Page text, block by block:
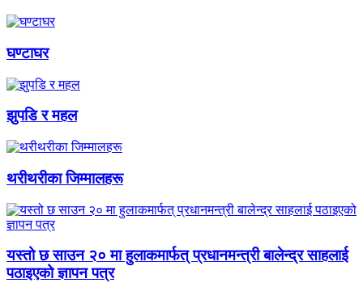
घण्टाघर
झुपडि र महल
थरीथरीका जिम्मालहरू
यस्तो छ साउन २० मा हुलाकमार्फत् प्रधानमन्त्री बालेन्द्र साहलाई
पठाइएको ज्ञापन पत्र